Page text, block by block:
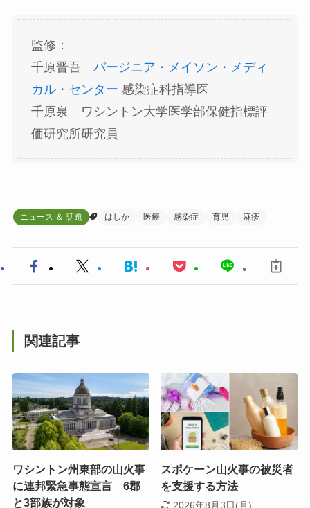
監修：
千原晋吾 バージニア・メイソン・メディ
カル・センター 感染症科指導医
千原泉 ワシントン大学医学部保健指標評
価研究所研究員
ニュース ＆ 話題 はしか 医療 感染症 育児 麻疹
関連記事
ワシントン州東部の山火事
に連邦緊急事態宣言 6郡
と3部族が対象
スポケーン山火事の被災者
を支援する方法
2026年8月3日(月)